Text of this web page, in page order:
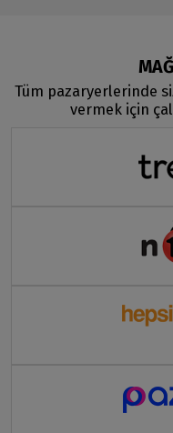
Tüm pazaryerlerinde
vermek için